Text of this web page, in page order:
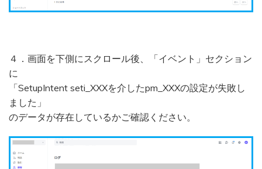
４．画面を下側にスクロール後、「イベント」セクション
に
「SetupIntent seti_XXXを介したpm_XXXの設定が失敗し
ました」
のデータが存在しているかご確認ください。